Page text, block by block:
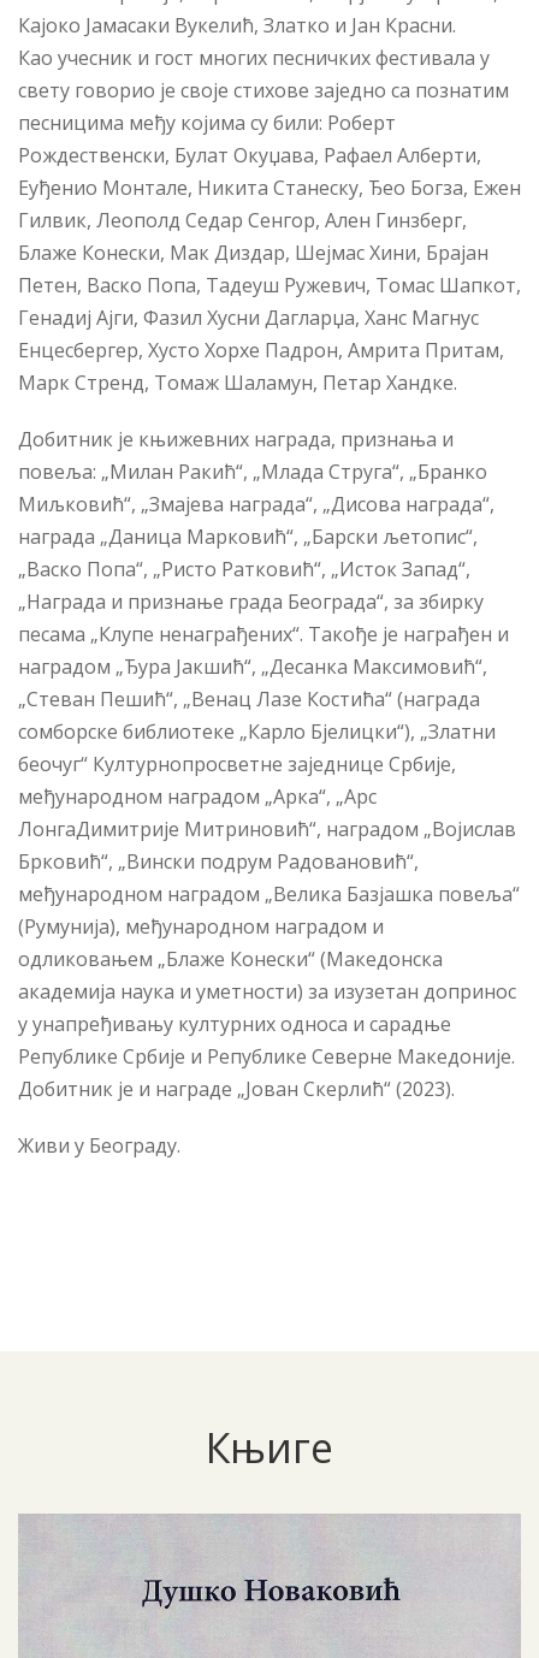
Кајоко Јамасаки Вукелић, Златко и Јан Красни.
Као учесник и гост многих песничких фестивала у
свету говорио је своје стихове заједно са познатим
песницима међу којима су били: Роберт
Рождественски, Булат Окуџава, Рафаел Алберти,
Еуђенио Монтале, Никита Станеску, Ђео Богза, Ежен
Гилвик, Леополд Седар Сенгор, Ален Гинзберг,
Блаже Конески, Мак Диздар, Шејмас Хини, Брајан
Петен, Васко Попа, Тадеуш Ружевич, Томас Шапкот,
Генадиј Ајги, Фазил Хусни Дагларџа, Ханс Магнус
Енцесбергер, Хусто Хорхе Падрон, Амрита Притам,
Марк Стренд, Томаж Шаламун, Петар Хандке.
Добитник је књижевних награда, признања и
повеља: „Милан Ракић“, „Млада Струга“, „Бранко
Миљковић“, „Змајева награда“, „Дисова награда“,
награда „Даница Марковић“, „Барски љетопис“,
„Васко Попа“, „Ристо Ратковић“, „Исток Запад“,
„Награда и признање града Београда“, за збирку
песама „Клупе ненаграђених“. Такође је награђен и
наградом „Ђура Јакшић“, „Десанка Максимовић“,
„Стеван Пешић“, „Венац Лазе Костића“ (награда
сомборске библиотеке „Карло Бјелицки“), „Златни
беочуг“ Културнопросветне заједнице Србије,
међународном наградом „Арка“, „Арс
ЛонгаДимитрије Митриновић“, наградом „Војислав
Брковић“, „Вински подрум Радовановић“,
међународном наградом „Велика Базјашка повеља“
(Румунија), међународном наградом и
одликовањем „Блаже Конески“ (Македонска
академија наука и уметности) за изузетан допринос
у унапређивању културних односа и сарадње
Републике Србије и Републике Северне Македоније.
Добитник је и награде „Јован Скерлић“ (2023).
Живи у Београду.
Књиге